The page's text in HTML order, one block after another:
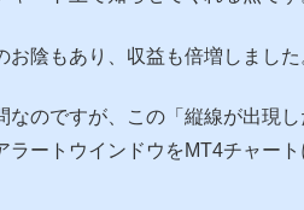
お陰もあり、収益も倍増しました
なのですが、この「縦線が出現
ラートウインドウをMT4チャー